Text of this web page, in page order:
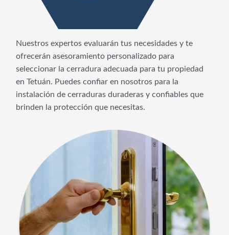
Nuestros expertos evaluarán tus necesidades y te
ofrecerán asesoramiento personalizado para
seleccionar la cerradura adecuada para tu propiedad
en Tetuán. Puedes confiar en nosotros para la
instalación de cerraduras duraderas y confiables que
brinden la protección que necesitas.